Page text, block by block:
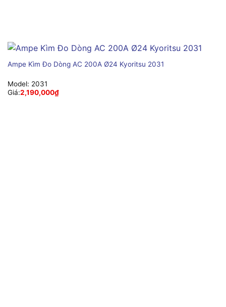
Ampe Kìm Đo Dòng AC 200A Ø24 Kyoritsu 2031
Model: 2031
Giá:2,190,000₫